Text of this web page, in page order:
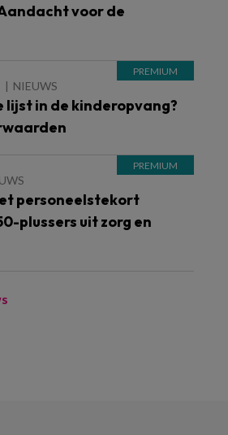
voor de
NIEUWS
in de kinderopvang?
personeelstekort
plussers uit zorg en